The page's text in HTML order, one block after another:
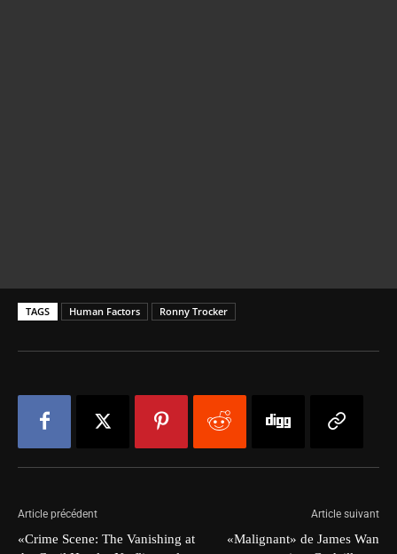
TAGS Human Factors Ronny Trocker
Article précédent
«Crime Scene: The Vanishing at
Article suivant
«Malignant» de James Wan